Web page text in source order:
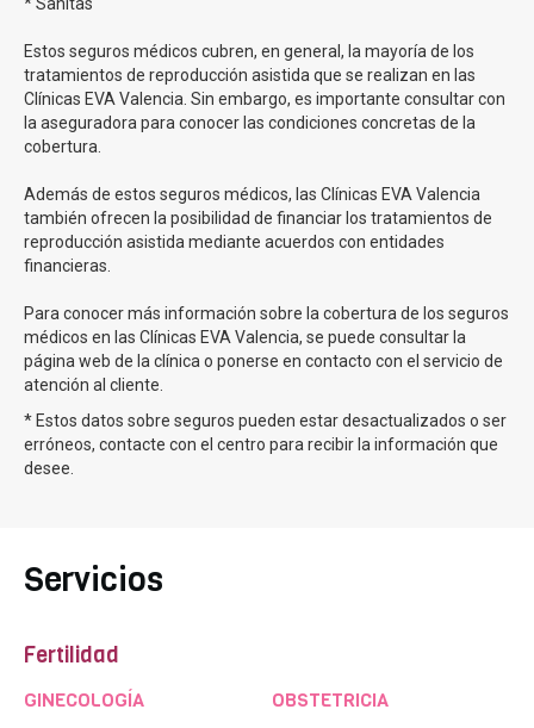
Tasas de éxito en la inseminación artificial en Clínicas
EVA
En Clínicas Eva tenemos una tasa de éxito para
nuestro tratamiento de inseminación que supera el
poder continuar ofreciendo estos números y de poder
continuar ayudando a nuestros pacientes en su sueño de
ser padres y madres.
Precios inseminación artificial en Clínicas EVA
EnClinicas Eva puedes realizar tu Inseminación
Disponen de una financiación para todos sus tratamientos.
FIV con Semen de Donante
FIV Método Ropa
Inseminación artificial
Estos seguros médicos cubren, en general, la mayoría de los
tratamientos de reproducción asistida que se realizan en las
Clínicas EVA Valencia. Sin embargo, es importante consultar con
la aseguradora para conocer las condiciones concretas de la
cobertura.
Además de estos seguros médicos, las Clínicas EVA Valencia
también ofrecen la posibilidad de financiar los tratamientos de
reproducción asistida mediante acuerdos con entidades
financieras.
Para conocer más información sobre la cobertura de los seguros
médicos en las Clínicas EVA Valencia, se puede consultar la
página web de la clínica o ponerse en contacto con el servicio de
atención al cliente.
* Estos datos sobre seguros pueden estar desactualizados o ser
erróneos, contacte con el centro para recibir la información que
desee.
Servicios
Fertilidad
GINECOLOGÍA
OBSTETRICIA